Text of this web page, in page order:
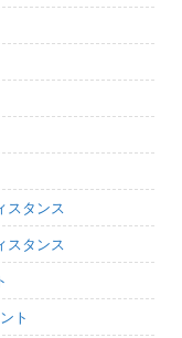
スタンス
スタンス
ト